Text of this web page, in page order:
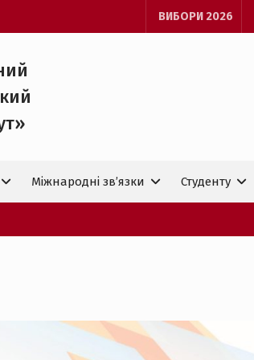
ВИБОРИ 2026
Міжнародні зв’язки Студенту